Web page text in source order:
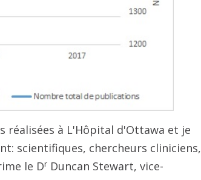
réalisées à L'Hôpital d'Ottawa et je
scientifiques, chercheurs cliniciens,
le Dr Duncan Stewart, vice-